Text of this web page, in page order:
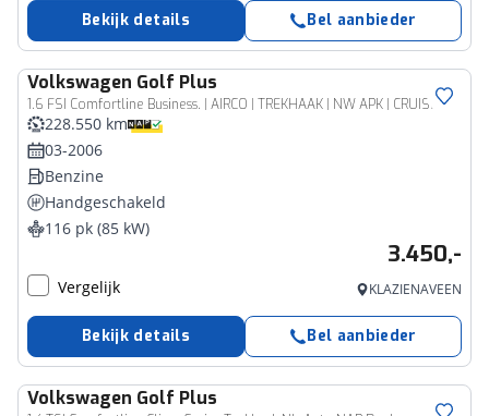
Bekijk details Bel aanbieder
Volkswagen Golf Plus
1.6 FSI Comfortline Business. | AIRCO | TREKHAAK | NW APK | CRUISE |
228.550 km
03-2006
Benzine
Handgeschakeld
116 pk (85 kW)
3.450,-
Vergelijk KLAZIENAVEEN
Bekijk details Bel aanbieder
Volkswagen Golf Plus